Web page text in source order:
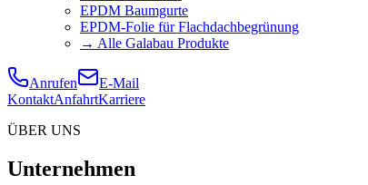
EPDM Baumgurte
EPDM-Folie für Flachdachbegrünung
→ Alle Galabau Produkte
Anrufen
E-Mail
KontaktAnfahrtKarriere
ÜBER UNS
Unternehmen